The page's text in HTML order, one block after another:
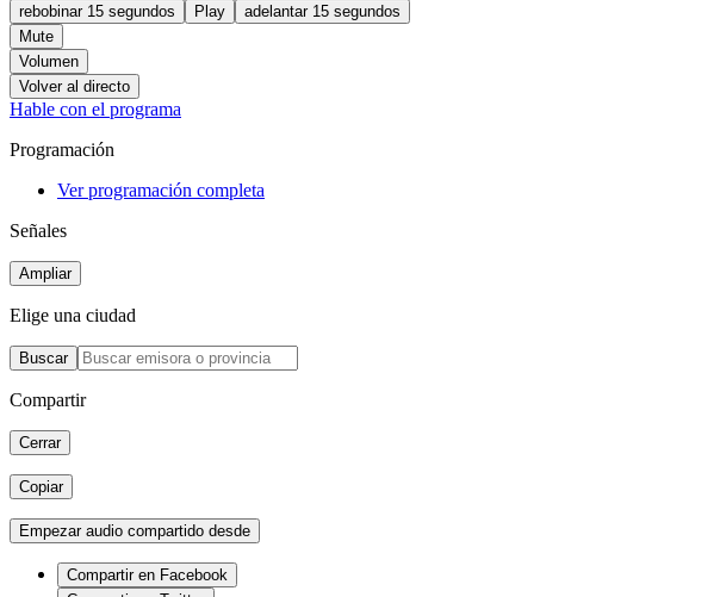
rebobinar 15 segundos Play
adelantar 15 segundos
Mute
Volumen
Volver al directo
Hable con el programa
Programación
Ver programación completa
Señales
Ampliar
Elige una ciudad
Buscar
Compartir
Cerrar
Copiar
Empezar audio compartido desde
Compartir en Facebook